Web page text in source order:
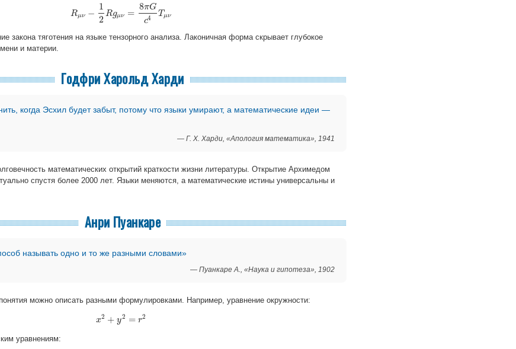
Rμν −
1
2
Rgμν =
8πG
c4
T μν
Rμ ν− 12Rgμν= 8π Gc4Tμν
закона тяготения на языке тензорного анализа. Лаконичная форма скрывает глубокое
и материи.
Годфри Харольд Харди
когда Эсхил будет забыт, потому что языки умирают, а математические идеи —
— Г. Х. Харди, «Апология математика», 1941
математических открытий краткости жизни литературы. Открытие Архимедом
спустя более 2000 лет. Языки меняются, а математические истины универсальны и
Анри Пуанкаре
называть одно и то же разными словами»
— Пуанкаре А., «Наука и гипотеза», 1902
можно описать разными формулировками. Например, уравнение окружности:
x2 + y2 = r2
x2+y2 =r2
уравнениям: